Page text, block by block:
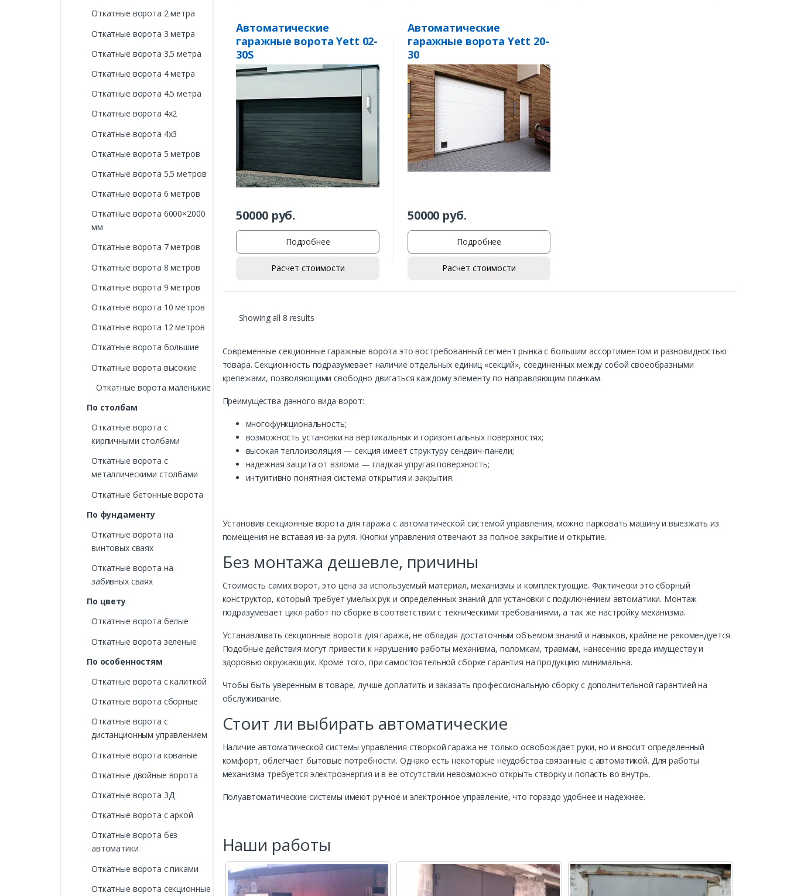
Заказать
Ваше имя*
Ваш телефон*
Комментарий к заказу
Автоматические
гаражные ворота Yett 02-
30S
50000руб.
Подробнее
Расчет стоимости
Автоматические
гаражные ворота Yett 20-
30
50000 руб.
Подробнее
Расчет стоимости
Showing all 8 results
Современные секционные гаражные ворота это востребованный сегмент рынка с большим ассортиментом и разновидностью
товара. Секционность подразумевает наличие отдельных единиц «секций», соединенных между собой своеобразными
крепежами, позволяющими свободно двигаться каждому элементу по направляющим планкам.
Преимущества данного вида ворот:
многофункциональность;
возможность установки на вертикальных и горизонтальных поверхностях;
высокая теплоизоляция — секция имеет структуру сендвич-панели;
надежная защита от взлома — гладкая упругая поверхность;
интуитивно понятная система открытия и закрытия.
Установив секционные ворота для гаража с автоматической системой управления, можно парковать машину и выезжать из
помещения не вставая из-за руля. Кнопки управления отвечают за полное закрытие и открытие.
Без монтажа дешевле, причины
Стоимость самих ворот, это цена за используемый материал, механизмы и комплектующие. Фактически это сборный
конструктор, который требует умелых рук и определенных знаний для установки с подключением автоматики. Монтаж
подразумевает цикл работ по сборке в соответствии с техническими требованиями, а так же настройку механизма.
Устанавливать секционные ворота для гаража, не обладая достаточным объемом знаний и навыков, крайне не рекомендуется.
Подобные действия могут привести к нарушению работы механизма, поломкам, травмам, нанесению вреда имуществу и
здоровью окружающих. Кроме того, при самостоятельной сборке гарантия на продукцию минимальна.
Чтобы быть уверенным в товаре, лучше доплатить и заказать профессиональную сборку с дополнительной гарантией на
обслуживание.
Стоит ли выбирать автоматические
Наличие автоматической системы управления створкой гаража не только освобождает руки, но и вносит определенный
комфорт, облегчает бытовые потребности. Однако есть некоторые неудобства связанные с автоматикой. Для работы
механизма требуется электроэнергия и в ее отсутствии невозможно открыть створку и попасть во внутрь.
Полуавтоматические системы имеют ручное и электронное управление, что гораздо удобнее и надежнее.
Наши работы
Откатные ворота 2 метра
Откатные ворота 3 метра
Откатные ворота 3.5 метра
Откатные ворота 4 метра
Откатные ворота 4.5 метра
Откатные ворота 4х2
Откатные ворота 4х3
Откатные ворота 5 метров
Откатные ворота 5.5 метров
Откатные ворота 6 метров
Откатные ворота 6000×2000
мм
Откатные ворота 7 метров
Откатные ворота 8 метров
Откатные ворота 9 метров
Откатные ворота 10 метров
Откатные ворота 12 метров
Откатные ворота большие
Откатные ворота высокие
Откатные ворота маленькие
По столбам
Откатные ворота с
кирпичными столбами
Откатные ворота с
металлическими столбами
Откатные бетонные ворота
По фундаменту
Откатные ворота на
винтовых сваях
Откатные ворота на
забивных сваях
По цвету
Откатные ворота белые
Откатные ворота зеленые
По особенностям
Откатные ворота с калиткой
Откатные ворота сборные
Откатные ворота с
дистанционным управлением
Откатные ворота кованые
Откатные двойные ворота
Откатные ворота 3Д
Откатные ворота с аркой
Откатные ворота без
автоматики
Откатные ворота с пиками
Откатные ворота секционные